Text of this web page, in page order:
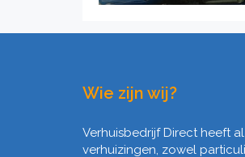
Wie zijn wij?
Verhuisbedrijf Direct heeft
verhuizingen, zowel